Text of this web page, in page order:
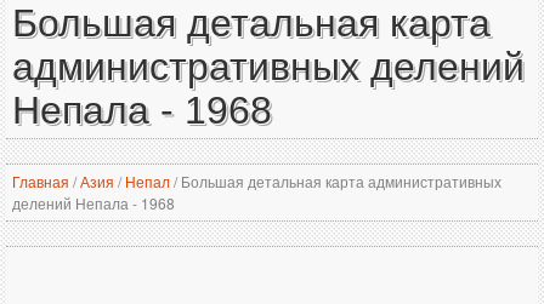
Большая детальная карта
административных делений
Непала - 1968
Главная /Азия / Непал/Большая детальная карта административных
делений Непала - 1968